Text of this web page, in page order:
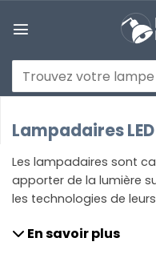
au
Recherche
pour :
Lampadaires LED
Les lampadaires sont
apporter de la lumière
les technologies de
halogènes classiques.
En savoir plus